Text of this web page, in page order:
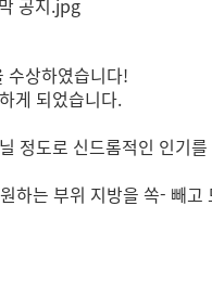
수상하였습니다!
게 되었습니다.
정도로 신드롬적인 인기
는 부위 지방을 쏙- 빼